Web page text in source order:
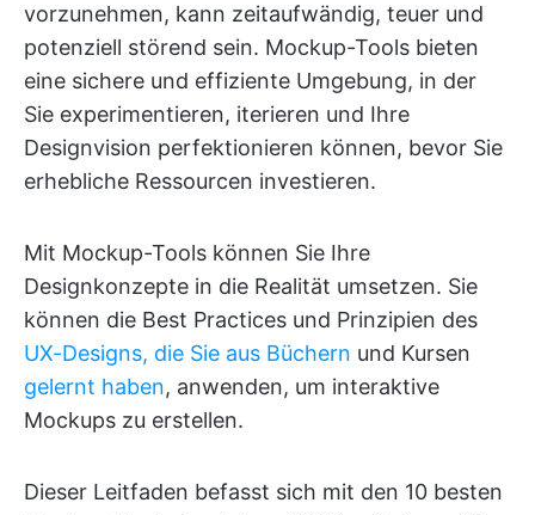
vorzunehmen, kann zeitaufwändig, teuer und
potenziell störend sein. Mockup-Tools bieten
eine sichere und effiziente Umgebung, in der
Sie experimentieren, iterieren und Ihre
Designvision perfektionieren können, bevor Sie
erhebliche Ressourcen investieren.
Mit Mockup-Tools können Sie Ihre
Designkonzepte in die Realität umsetzen. Sie
können die Best Practices und Prinzipien des
UX-Designs, die Sie aus Büchern und Kursen
gelernt haben, anwenden, um interaktive
Mockups zu erstellen.
Dieser Leitfaden befasst sich mit den 10 besten